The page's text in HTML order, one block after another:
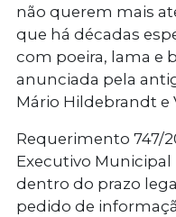
não querem mais
que há décadas
com poeira, lama e
anunciada pela
Mário Hildebrandt e
Requerimento 747/
Executivo Municipal
dentro do prazo
pedido de